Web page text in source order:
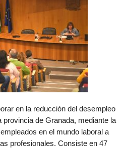
en la reducción del desempleo
provincia de Granada, mediante la
en el mundo laboral a
profesionales. Consiste en 47